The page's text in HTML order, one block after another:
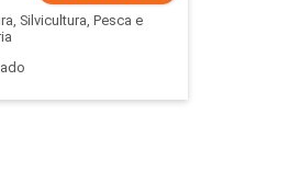
Silvicultura, Pesca e